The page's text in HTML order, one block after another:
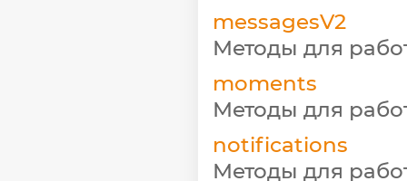
messagesV2
Методы для
moments
Методы для
notifications
Методы для